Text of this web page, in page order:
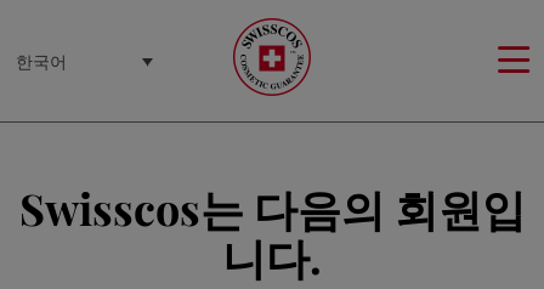
한국어
Swisscos는 다음의 회원입
니다.